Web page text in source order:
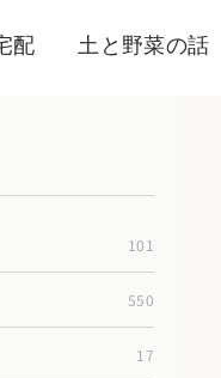
配 土と野菜の話
101
550
17